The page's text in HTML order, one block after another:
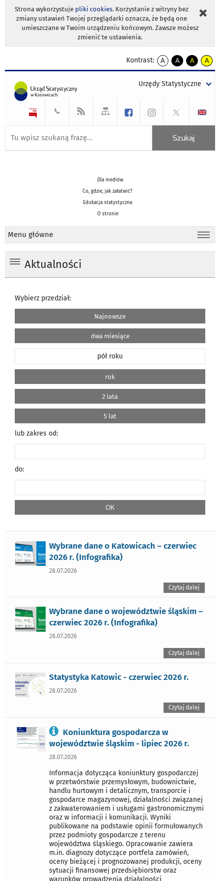
Strona wykorzystuje pliki cookies. Korzystanie z witryny bez
zmiany ustawień Twojej przeglądarki oznacza, że będą one
umieszczane w Twoim urządzeniu końcowym. Zawsze możesz
zmienić te ustawienia.
Kontrast:
A
kontrast
A
kontrast
tekst
czarnym
A
kontrast
tekst
czarnym
A
tekst
żółtym
Urzędy Statystyczne
Dla mediów
Co, gdzie, jak załatwić?
Edukacja statystyczna
O stronie
Menu główne
Aktualności
Wybierz przedział:
Najnowsze
dwa miesiące
pół roku
rok
2 lata
5 lat
lub zakres od:
do:
Wybrane dane o Katowicach – czerwiec
2026 r. (Infografika)
28.07.2026
Czytaj dalej
Wybrane dane o województwie śląskim –
czerwiec 2026 r. (Infografika)
28.07.2026
Czytaj dalej
Statystyka Katowic - czerwiec 2026 r.
28.07.2026
Czytaj dalej
Koniunktura gospodarcza w
województwie śląskim - lipiec 2026 r.
28.07.2026
Informacja dotycząca koniunktury gospodarczej
w przetwórstwie przemysłowym, budownictwie,
handlu hurtowym i detalicznym, transporcie i
gospodarce magazynowej, działalności związanej
z zakwaterowaniem i usługami gastronomicznymi
oraz w informacji i komunikacji. Wyniki
publikowane na podstawie opinii formułowanych
przez podmioty gospodarcze z terenu
województwa śląskiego. Opracowanie zawiera
m.in. diagnozy dotyczące portfela zamówień,
oceny bieżącej i prognozowanej produkcji, oceny
sytuacji finansowej przedsiębiorstw oraz
warunków prowadzenia działalności